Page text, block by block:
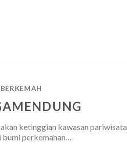
ketinggian kawasan pariwisata
bumi perkemahan…